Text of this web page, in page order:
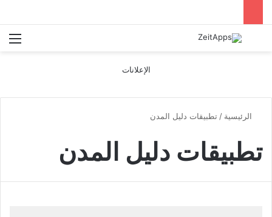
بحث عن
الإعلانات
الرئيسية / تطبيقات دليل المدن
تطبيقات دليل المدن